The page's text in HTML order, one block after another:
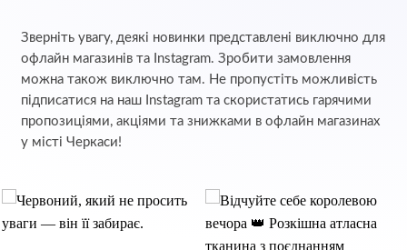
Зверніть увагу, деякі новинки представлені виключно для
офлайн магазинів та Instagram. Зробити замовлення
можна також виключно там. Не пропустіть можливість
підписатися на наш Instagram та скористатись гарячими
пропозиціями, акціями та знижками в офлайн магазинах
у місті Черкаси!